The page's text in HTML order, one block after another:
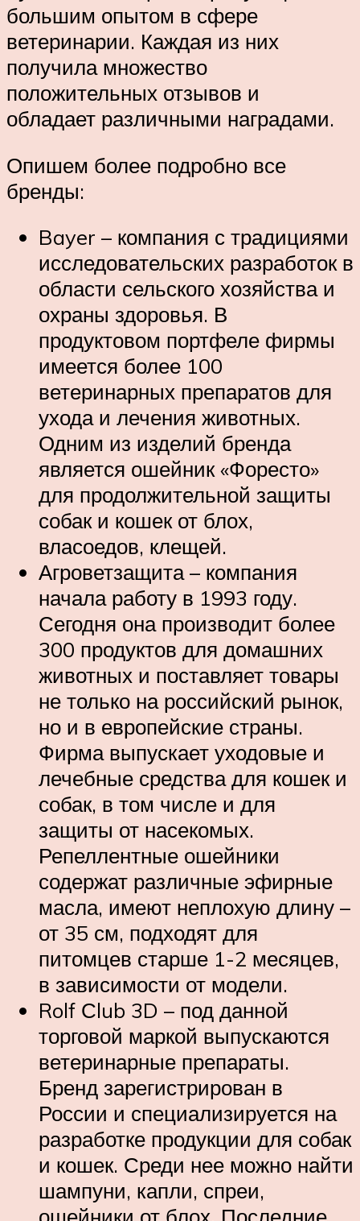
большим опытом в сфере
ветеринарии. Каждая из них
получила множество
положительных отзывов и
обладает различными наградами.
Опишем более подробно все
бренды:
Bayer – компания с традициями
исследовательских разработок в
области сельского хозяйства и
охраны здоровья. В
продуктовом портфеле фирмы
имеется более 100
ветеринарных препаратов для
ухода и лечения животных.
Одним из изделий бренда
является ошейник «Форесто»
для продолжительной защиты
собак и кошек от блох,
власоедов, клещей.
Агроветзащита – компания
начала работу в 1993 году.
Сегодня она производит более
300 продуктов для домашних
животных и поставляет товары
не только на российский рынок,
но и в европейские страны.
Фирма выпускает уходовые и
лечебные средства для кошек и
собак, в том числе и для
защиты от насекомых.
Репеллентные ошейники
содержат различные эфирные
масла, имеют неплохую длину –
от 35 см, подходят для
питомцев старше 1-2 месяцев,
в зависимости от модели.
Rolf Сlub 3D – под данной
торговой маркой выпускаются
ветеринарные препараты.
Бренд зарегистрирован в
России и специализируется на
разработке продукции для собак
и кошек. Среди нее можно найти
шампуни, капли, спреи,